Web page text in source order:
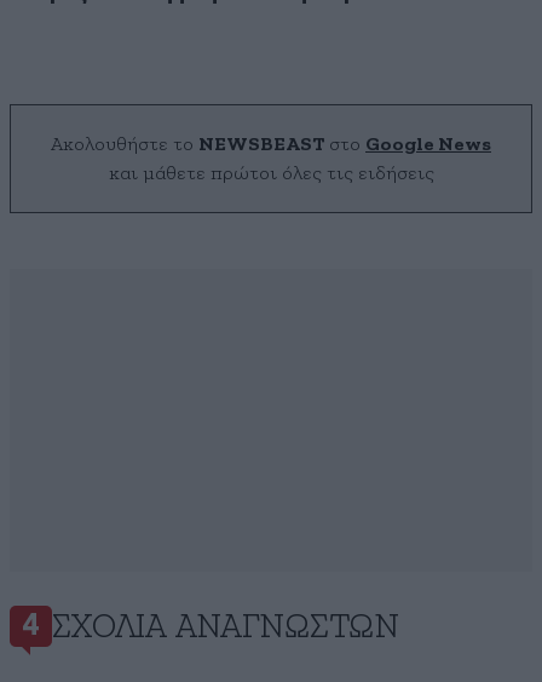
Ακολουθήστε το NEWSBEAST στο Google News
και μάθετε πρώτοι όλες τις ειδήσεις
4 ΣΧΌΛΙΑ ΑΝΑΓΝΩΣΤΏΝ